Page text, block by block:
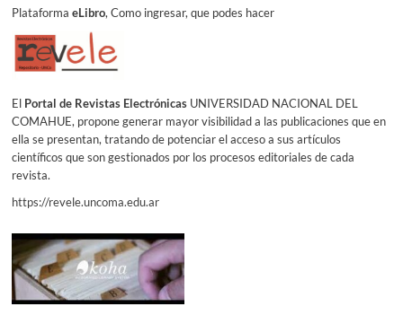
Plataforma eLibro, Como ingresar, que podes hacer
El Portal de Revistas ElectrónicasUNIVERSIDAD NACIONAL DEL
COMAHUE, propone generar mayor visibilidad a las publicaciones que en
ella se presentan, tratando de potenciar el acceso a sus artículos
científicos que son gestionados por los procesos editoriales de cada
revista.
https://revele.uncoma.edu.ar